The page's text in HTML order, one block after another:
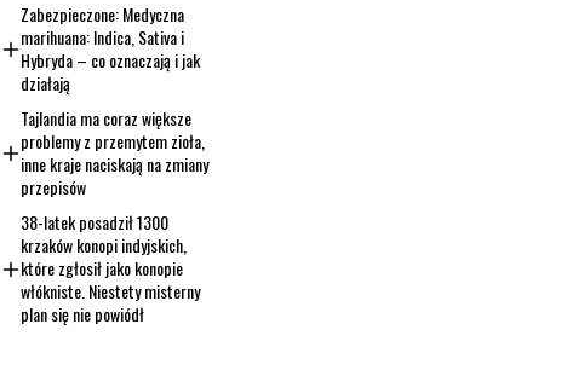
Zabezpieczone: Medyczna
marihuana: Indica, Sativa i
Hybryda – co oznaczają i jak
działają
Tajlandia ma coraz większe
problemy z przemytem zioła,
inne kraje naciskają na zmiany
przepisów
38-latek posadził 1300
krzaków konopi indyjskich,
które zgłosił jako konopie
włókniste. Niestety misterny
plan się nie powiódł